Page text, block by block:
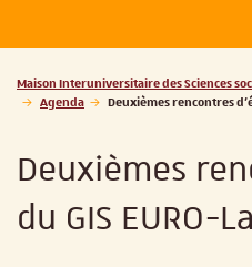
Vous êtes ici :
Maison Interuniversitaire des Sciences
Agenda
Deuxièmes rencontres
Deuxièmes
du GIS EURO-